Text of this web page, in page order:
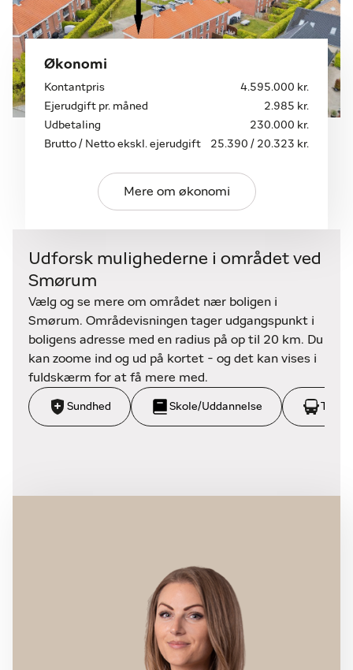
Økonomi
Kontantpris
4.595.000 kr.
Ejerudgift pr. måned
2.985 kr.
Udbetaling
230.000 kr.
Brutto / Netto ekskl. ejerudgift
25.390 / 20.323 kr.
Mere om økonomi
Udforsk mulighederne i området ved
Smørum
Vælg og se mere om området nær boligen i
Smørum. Områdevisningen tager udgangspunkt i
boligens adresse med en radius på op til 20 km. Du
kan zoome ind og ud på kortet - og det kan vises i
fuldskærm for at få mere med.
Sundhed Skole/Uddannelse